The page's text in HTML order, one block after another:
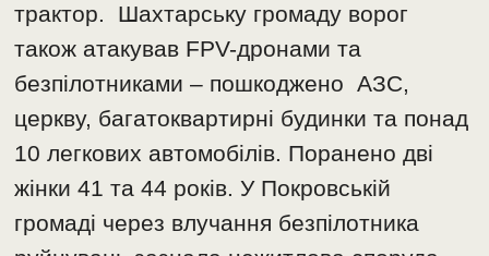
трактор. Шахтарську громаду ворог
також атакував FPV-дронами та
безпілотниками – пошкоджено АЗС,
церкву, багатоквартирні будинки та понад
10 легкових автомобілів. Поранено дві
жінки 41 та 44 років. У Покровській
громаді через влучання безпілотника